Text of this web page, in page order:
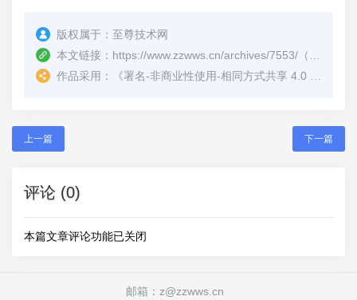
版权属于： 至尊技术网
本文链接： https://www.zzwws.cn/archives/7553/ （转载时请注明本文出处及文章链接）
作品采用：
《署名-非商业性使用-相同方式共享 4.0 国际 (CC BY-NC-SA 4.0)
上一篇 下一篇
评论 (0)
本篇文章评论功能已关闭
邮箱：z@zzwws.cn